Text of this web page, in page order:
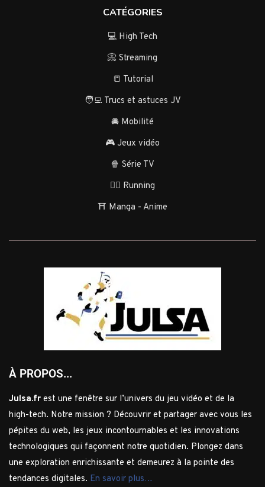
CATÉGORIES
💻 High Tech
📀 Streaming
📒 Tutorial
🧑‍💻 Trucs et astuces JV
🚘 Mobilité
🎮 Jeux vidéo
🍿 Série TV
🏃‍♂️ Running
⛩️ Manga - Anime
À PROPOS...
Julsa.fr est une fenêtre sur l’univers du jeu vidéo et de la
high-tech. Notre mission ? Découvrir et partager avec vous les
pépites du web, les jeux incontournables et les innovations
technologiques qui façonnent notre quotidien. Plongez dans
une exploration enrichissante et demeurez à la pointe des
tendances digitales. En savoir plus…